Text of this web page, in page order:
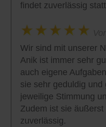
findet zuverlässig
Wir sind mit unserer
Anik ist immer sehr
auch eigene
sie sehr geduldig und
jeweilige Stimmung
Zudem ist sie äußerst
zuverlässig.